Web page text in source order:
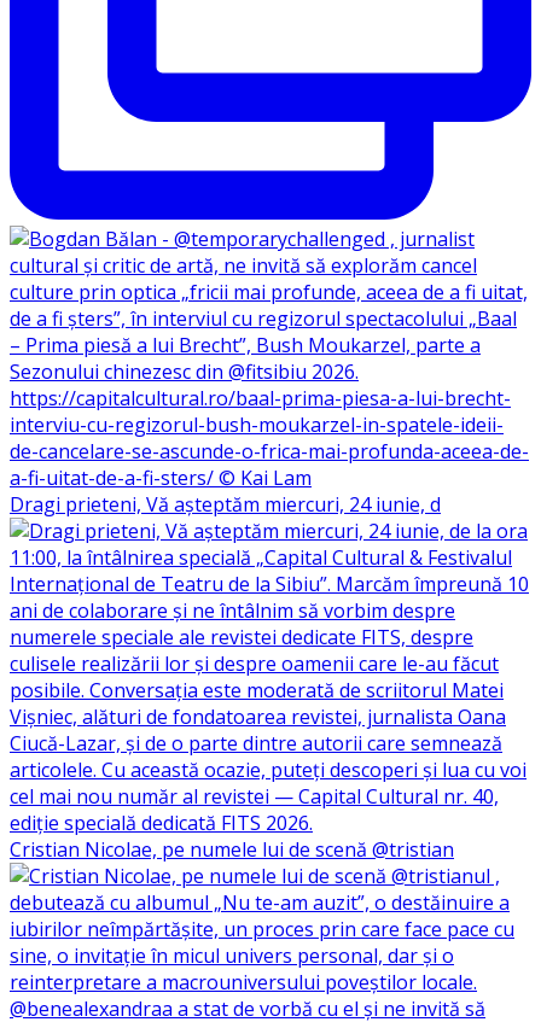
Dragi prieteni, Vă așteptăm miercuri, 24 iunie, d
Cristian Nicolae, pe numele lui de scenă @tristian